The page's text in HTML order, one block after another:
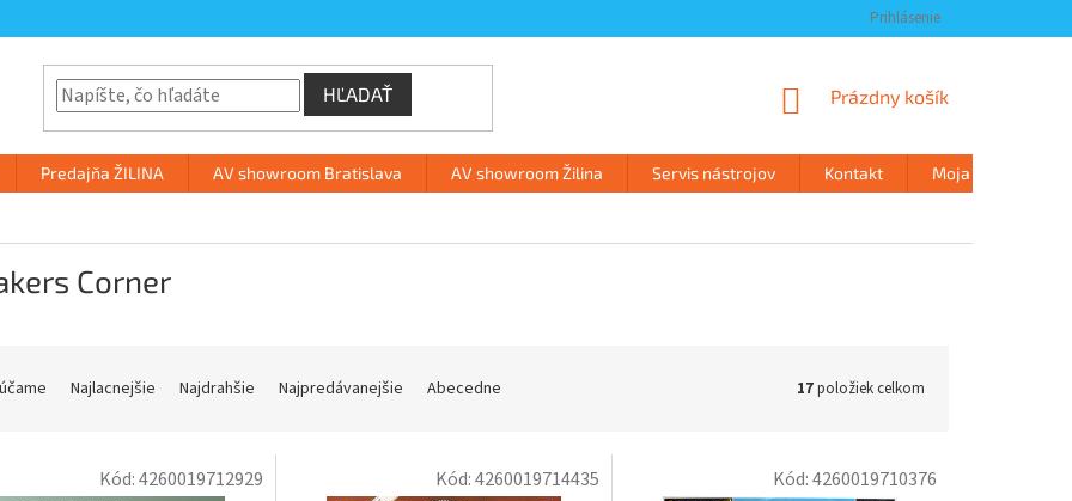
Prihlásenie
HĽADAŤ
NÁKUPNÝ
Prázdny košík
Predajňa ŽILINA AV showroom Bratislava AV showroom Žilina Servis nástrojov Kontakt Moja objednávka
Corner
Najlacnejšie Najdrahšie Najpredávanejšie Abecedne 17položiek celkom
Kód:4260019712929 Kód:4260019714435 Kód:4260019710376